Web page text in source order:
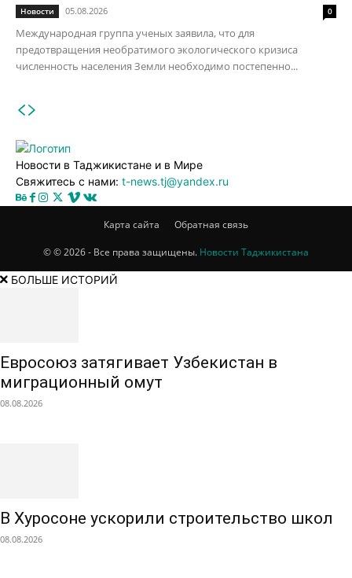
Новости 05.08.2026 0
Международная группа ученых заявила, что для
предотвращения необратимого экологического кризиса
численность населения Земли необходимо постепенно...
Новости в Таджикистане и в Мире
Свяжитесь с нами: t-news.tj@yandex.ru
Карта сайта Обратная связь
© © 2026 - Все права защищены. Новости Таджикистана
БОЛЬШЕ ИСТОРИЙ
Евросоюз затягивает Узбекистан в
миграционный омут
08.08.2026
В Хуросоне ускорили строительство школ
08.08.2026